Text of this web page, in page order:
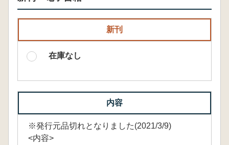
新刊
在庫なし
内容
※発行元品切れとなりました(2021/3/9)
<内容>